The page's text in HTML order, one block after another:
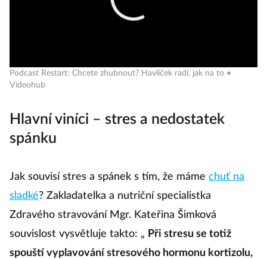
Podcast Restart: Chcete zhubnout? Havlíček radí, jak na to •
Videohub
Hlavní viníci – stres a nedostatek
spánku
Jak souvisí stres a spánek s tím, že máme chuť na
sladké? Zakladatelka a nutriční specialistka
Zdravého stravování Mgr. Kateřina Šimková
souvislost vysvětluje takto: „ Při stresu se totiž
spouští vyplavování stresového hormonu kortizolu,